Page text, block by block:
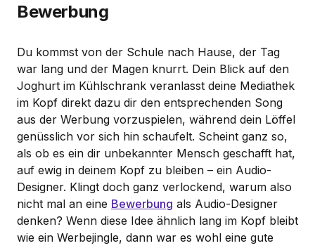
Bewerbung
Du kommst von der Schule nach Hause, der Tag
war lang und der Magen knurrt. Dein Blick auf den
Joghurt im Kühlschrank veranlasst deine Mediathek
im Kopf direkt dazu dir den entsprechenden Song
aus der Werbung vorzuspielen, während dein Löffel
genüsslich vor sich hin schaufelt. Scheint ganz so,
als ob es ein dir unbekannter Mensch geschafft hat,
auf ewig in deinem Kopf zu bleiben – ein Audio-
Designer. Klingt doch ganz verlockend, warum also
nicht mal an eine Bewerbung als Audio-Designer
denken? Wenn diese Idee ähnlich lang im Kopf bleibt
wie ein Werbejingle, dann war es wohl eine gute